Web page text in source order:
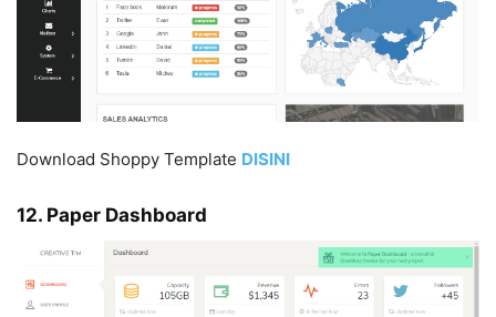
Download Shoppy Template DISINI
12. Paper Dashboard